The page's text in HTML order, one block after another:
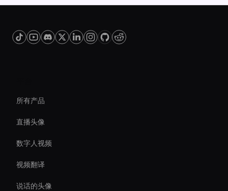
所有产品
直播头像
数字人视频
视频翻译
说话的头像